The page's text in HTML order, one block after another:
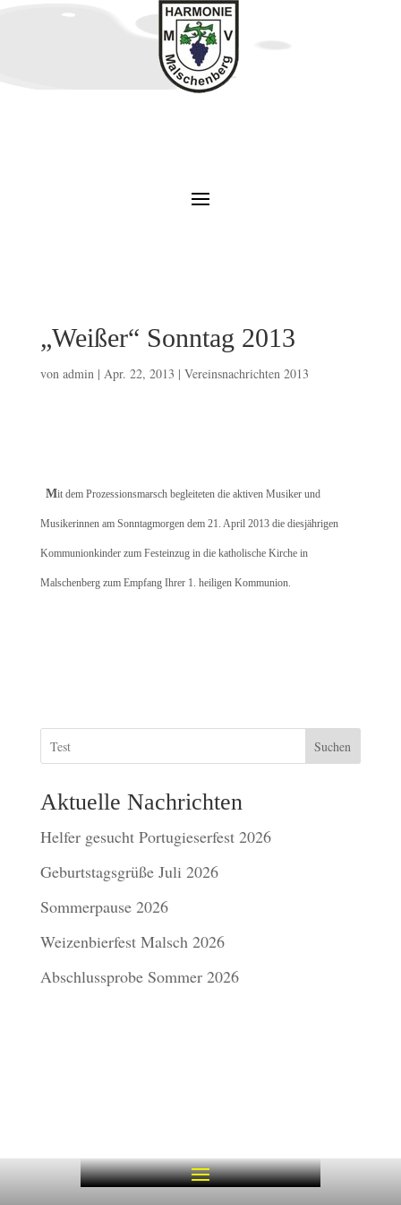
„Weißer“ Sonntag 2013
von admin| Apr. 22, 2013 | Vereinsnachrichten 2013
Mit dem Prozessionsmarsch begleiteten die aktiven Musiker und
Musikerinnen am Sonntagmorgen dem 21. April 2013 die diesjährigen
Kommunionkinder zum Festeinzug in die katholische Kirche in
Malschenberg zum Empfang Ihrer 1. heiligen Kommunion.
Suchen
Aktuelle Nachrichten
Helfer gesucht Portugieserfest 2026
Geburtstagsgrüße Juli 2026
Sommerpause 2026
Weizenbierfest Malsch 2026
Abschlussprobe Sommer 2026